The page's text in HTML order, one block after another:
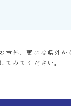
外、更には県外か
てみてください。